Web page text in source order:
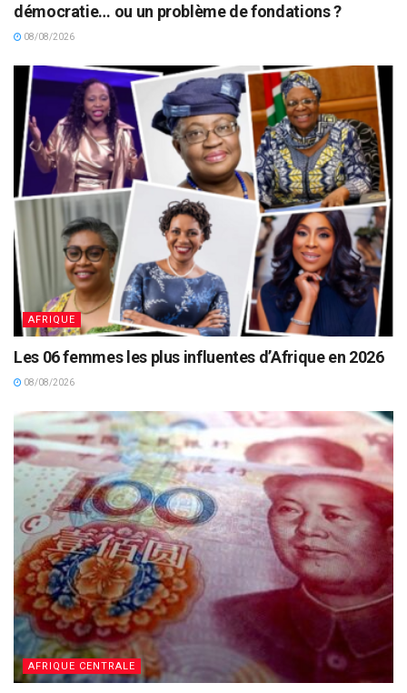
démocratie… ou un problème de fondations ?
08/08/2026
AFRIQUE
Les 06 femmes les plus influentes d’Afrique en 2026
08/08/2026
AFRIQUE CENTRALE